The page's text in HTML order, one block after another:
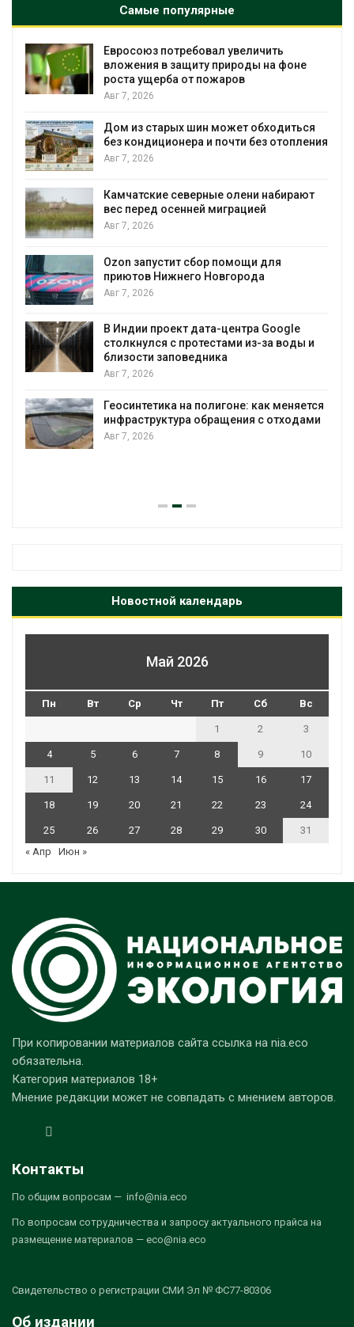
Самые популярные
на фоне
отопления
набирают
для
Google
за воды и
как меняется
с отходами
Американские экологи
масштабном загрязнении из-за
противопожарной пены
Названы ведущие
России по итогам 2025 года
Тайфун, засуха и пожары: сразу
несколько регионов
Солнечные панели над
воду
Авг 7, 2026
Авг 7, 2026
Новостной календарь
Май 2026
Пн Вт Ср Чт Пт Сб Вс
1 2 3
4 5 6 7 8 9 10
11 12 13 14 15 16 17
18 19 20 21 22 23 24
25 26 27 28 29 30
31
« Апр
Июн »
При копировании материалов сайта ссылка на nia.eco
обязательна.
Категория материалов 18+
Мнение редакции может не совпадать с мнением авторов.
Контакты
По общим вопросам — info@nia.eco
По вопросам сотрудничества и запросу актуального прайса на
размещение материалов — eco@nia.eco
Свидетельство о регистрации СМИ Эл № ФС77-80306
Об издании